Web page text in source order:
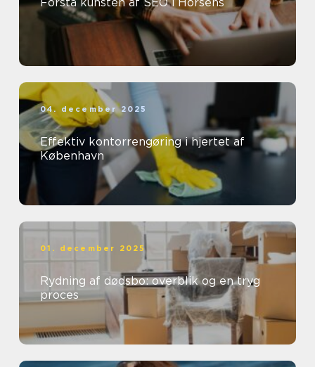
04. december 2025
Effektiv kontorrengøring i hjertet af
København
01. december 2025
Rydning af dødsbo: overblik og en tryg
proces